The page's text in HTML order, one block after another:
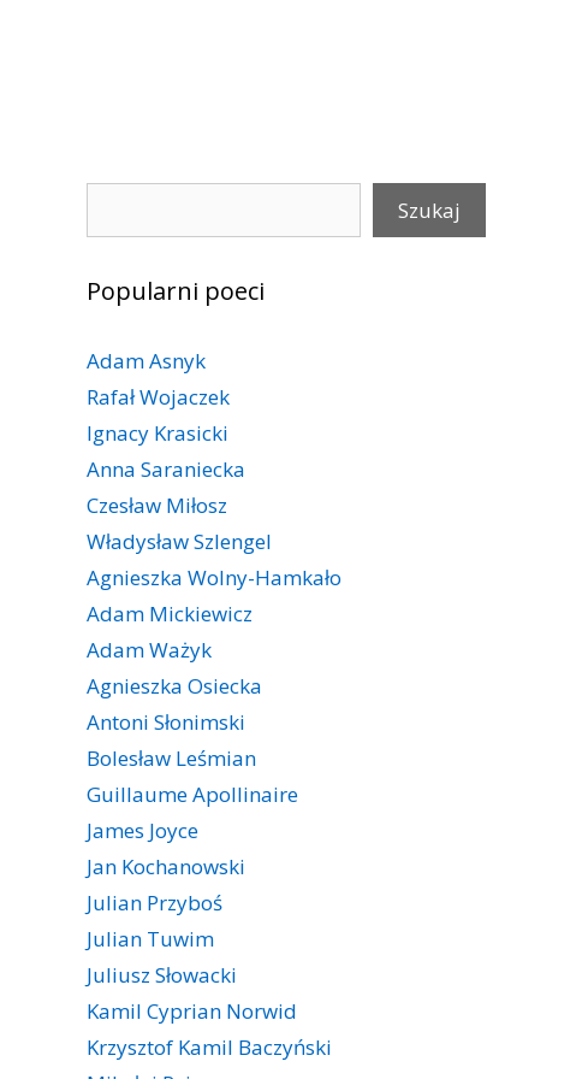
Szukaj
Popularni poeci
Adam Asnyk
Rafał Wojaczek
Ignacy Krasicki
Anna Saraniecka
Czesław Miłosz
Władysław Szlengel
Agnieszka Wolny-Hamkało
Adam Mickiewicz
Adam Ważyk
Agnieszka Osiecka
Antoni Słonimski
Bolesław Leśmian
Guillaume Apollinaire
James Joyce
Jan Kochanowski
Julian Przyboś
Julian Tuwim
Juliusz Słowacki
Kamil Cyprian Norwid
Krzysztof Kamil Baczyński